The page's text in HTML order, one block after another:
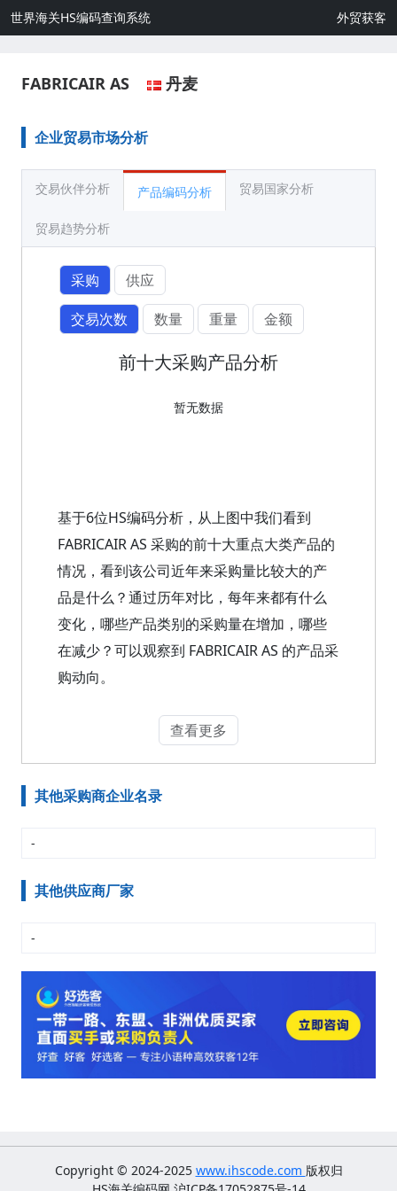
世界海关HS编码查询系统 外贸获客
FABRICAIR AS 丹麦
企业贸易市场分析
交易伙伴分析 产品编码分析 贸易国家分析
贸易趋势分析
采购
供应
交易次数
数量 重量 金额
前十大采购产品分析
暂无数据
基于6位HS编码分析，从上图中我们看到
FABRICAIR AS 采购的前十大重点大类产品的
情况，看到该公司近年来采购量比较大的产
品是什么？通过历年对比，每年来都有什么
变化，哪些产品类别的采购量在增加，哪些
在减少？可以观察到 FABRICAIR AS 的产品采
购动向。
查看更多
其他采购商企业名录
-
其他供应商厂家
-
Copyright © 2024-2025 www.ihscode.com 版权归